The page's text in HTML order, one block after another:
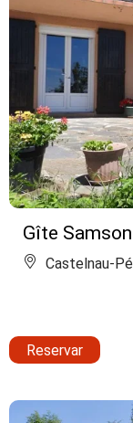
Gîte Samson
Castelnau-
Reservar